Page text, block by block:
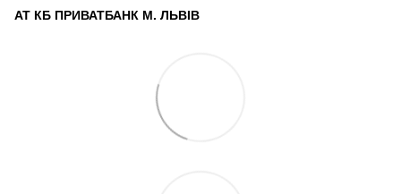
АТ КБ ПРИВАТБАНК М. ЛЬВІВ